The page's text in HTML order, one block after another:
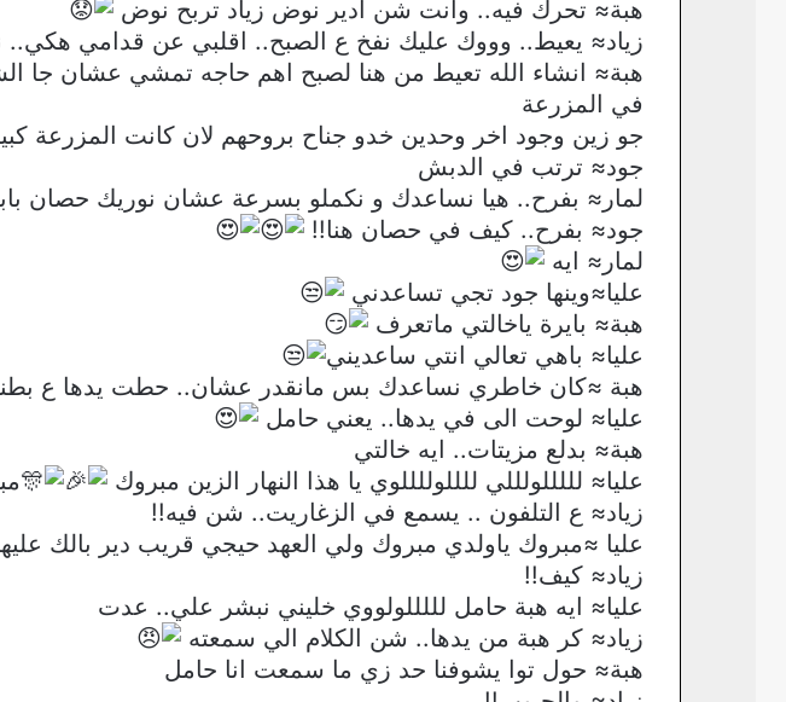
هبة≈ تحرك فيه.. وانت شن ادير نوض زياد تربح نوض
زياد≈ يعيط.. وووك عليك نفخ ع الصبح.. اقلبي عن قدامي هكي..
هبة≈ انشاء الله تعيط من هنا لصبح اهم حاجه تمشي عشان جا
في المزرعة
جو زين وجود اخر وحدين خدو جناح بروحهم لان كانت المزرعة
جود≈ ترتب في الدبش
لمار≈ بفرح.. هيا نساعدك و نكملو بسرعة عشان نوريك حصان
جود≈ بفرح.. كيف في حصان هنا!!
لمار≈ ايه
عليا≈وينها جود تجي تساعدني
هبة≈ بايرة ياخالتي ماتعرف
عليا≈ باهي تعالي انتي ساعديني
هبة ≈كان خاطري نساعدك بس مانقدر عشان.. حطت يدها ع
عليا≈ لوحت الى في يدها.. يعني حامل
هبة≈ بدلع مزيتات.. ايه خالتي
عليا≈ لللللولللي للللوللللوي يا هذا النهار الزين مبروك
زياد≈ ع التلفون .. يسمع في الزغاريت.. شن فيه!!
عليا ≈مبروك ياولدي مبروك ولي العهد حيجي قريب دير بالك
زياد≈ كيف!!
عليا≈ ايه هبة حامل لللللولووي خليني نبشر علي.. عدت
زياد≈ كر هبة من يدها.. شن الكلام الي سمعته
هبة≈ حول توا يشوفنا حد زي ما سمعت انا حامل